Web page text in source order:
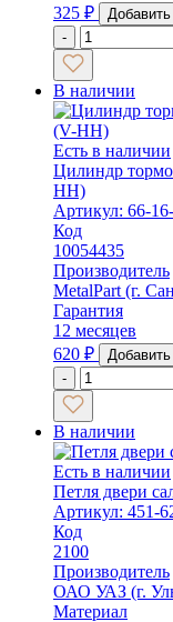
325 ₽
-
В наличии
Есть в наличии
Цилиндр
HH)
Артикул: 66-
Код
10054435
Производитель
MetalPart (г.
Гарантия
12 месяцев
620 ₽
-
В наличии
Есть в наличии
Петля двери
Артикул: 451-
Код
2100
Производитель
ОАО УАЗ (г.
Материал